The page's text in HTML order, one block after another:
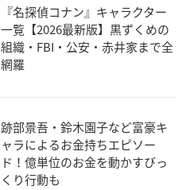
『名探偵コナン』キャラクター
一覧【2026最新版】黒ずくめの
組織・FBI・公安・赤井家まで全
網羅
跡部景吾・鈴木園子など富豪キ
ャラによるお金持ちエピソー
ド！億単位のお金を動かすびっ
くり行動も